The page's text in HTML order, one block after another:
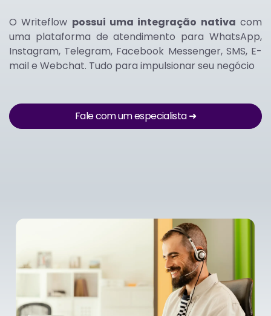
O Writeflow possui uma integração nativa com
uma plataforma de atendimento para WhatsApp,
Instagram, Telegram, Facebook Messenger, SMS, E-
mail e Webchat. Tudo para impulsionar seu negócio
Fale com um especialista ➜